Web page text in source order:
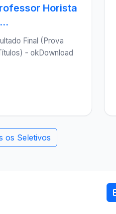
Horista
Final (Prova
- okDownload
os Seletivos